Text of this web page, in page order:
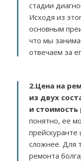
стадии
Исходя из
основным
что мы
отвечаем за
2.Цена на
из двух
и стоимость
понятно, ее
прейскуранте
сложнее. Для
ремонта